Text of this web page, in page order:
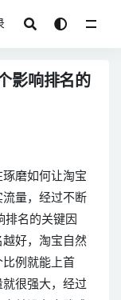
影响排名的
磨如何让淘宝
流量，经过不断
排名的关键因
好，淘宝自然
例就能上首
很强大，经过